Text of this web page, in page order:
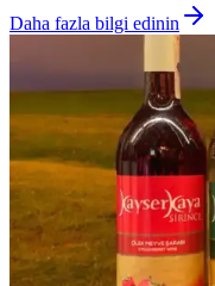
Daha fazla bilgi edinin